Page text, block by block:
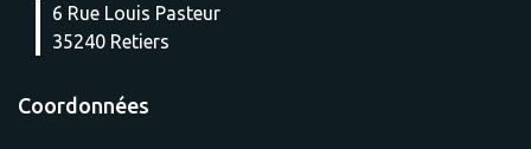
6 Rue Louis Pasteur
35240 Retiers
Coordonnées